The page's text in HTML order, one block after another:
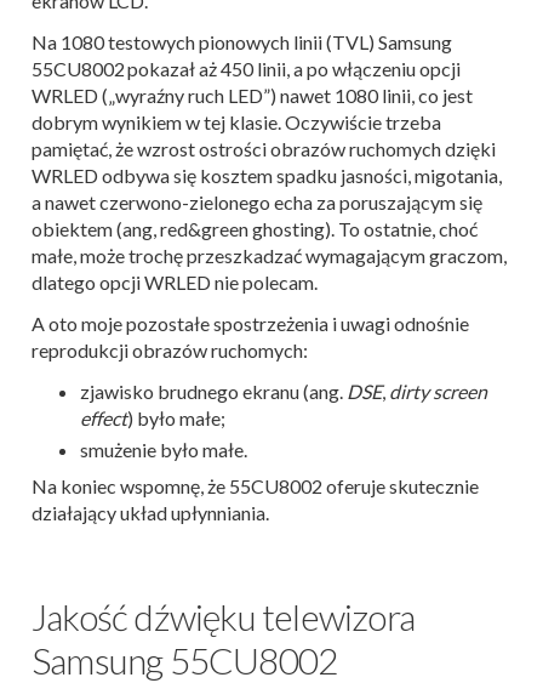
Na 1080 testowych pionowych linii (TVL) Samsung
55CU8002 pokazał aż 450 linii, a po włączeniu opcji
WRLED („wyraźny ruch LED”) nawet 1080 linii, co jest
dobrym wynikiem w tej klasie. Oczywiście trzeba
pamiętać, że wzrost ostrości obrazów ruchomych dzięki
WRLED odbywa się kosztem spadku jasności, migotania,
a nawet czerwono-zielonego echa za poruszającym się
obiektem (ang, red&green ghosting). To ostatnie, choć
małe, może trochę przeszkadzać wymagającym graczom,
dlatego opcji WRLED nie polecam.
A oto moje pozostałe spostrzeżenia i uwagi odnośnie
reprodukcji obrazów ruchomych:
zjawisko brudnego ekranu (ang. DSE, dirty screen
effect) było małe;
smużenie było małe.
Na koniec wspomnę, że 55CU8002 oferuje skutecznie
działający układ upłynniania.
Jakość dźwięku telewizora
Samsung 55CU8002